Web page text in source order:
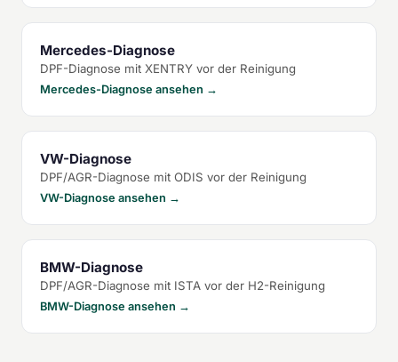
Mercedes-Diagnose
DPF-Diagnose mit XENTRY vor der Reinigung
Mercedes-Diagnose ansehen →
VW-Diagnose
DPF/AGR-Diagnose mit ODIS vor der Reinigung
VW-Diagnose ansehen →
BMW-Diagnose
DPF/AGR-Diagnose mit ISTA vor der H2-Reinigung
BMW-Diagnose ansehen →